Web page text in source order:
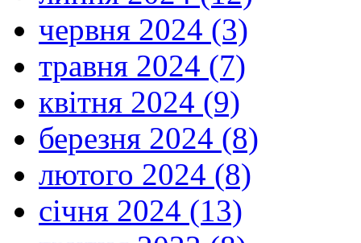
червня 2024 (3)
травня 2024 (7)
квітня 2024 (9)
березня 2024 (8)
лютого 2024 (8)
січня 2024 (13)